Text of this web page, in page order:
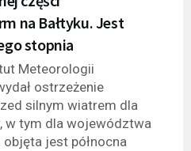
na Bałtyku. Jest
stopnia
Meteorologii
ostrzeżenie
silnym wiatrem dla
w tym dla województwa
jest północna